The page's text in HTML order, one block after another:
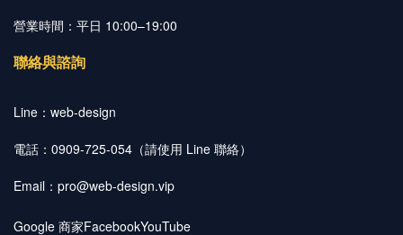
營業時間：平日 10:00–19:00
聯絡與諮詢
Line： web-design
電話：0909-725-054（請使用 Line 聯絡）
Email： pro@web-design.vip
Google 商家FacebookYouTube